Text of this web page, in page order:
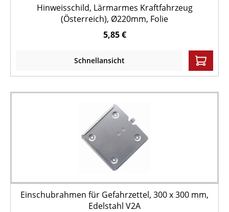
Hinweisschild, Lärmarmes Kraftfahrzeug
(Österreich), Ø220mm, Folie
5,85 €
Schnellansicht
Einschubrahmen für Gefahrzettel, 300 x 300 mm,
Edelstahl V2A